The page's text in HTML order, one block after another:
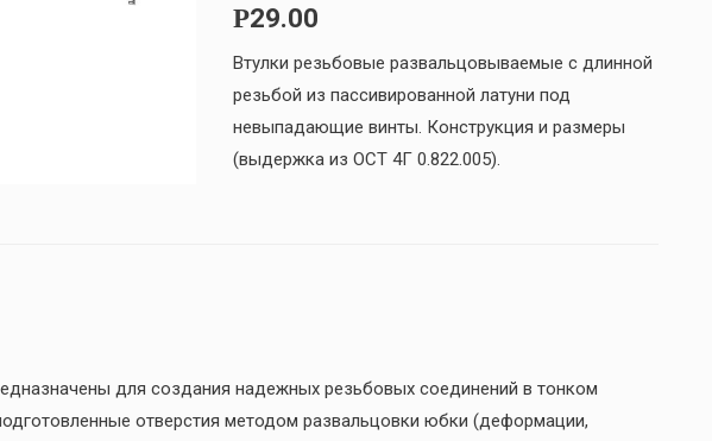
Р29.00
Втулки резьбовые развальцовываемые с длинной
резьбой из пассивированной латуни под
невыпадающие винты. Конструкция и размеры
(выдержка из ОСТ 4Г 0.822.005).
для создания надежных резьбовых соединений в тонком
отверстия методом развальцовки юбки (деформации,